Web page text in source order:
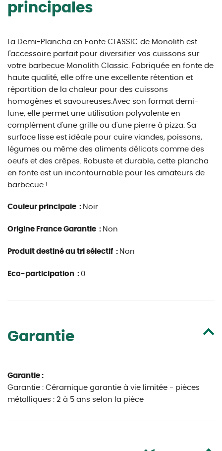
principales
La Demi-Plancha en Fonte CLASSIC de Monolith est
l'accessoire parfait pour diversifier vos cuissons sur
votre barbecue Monolith Classic. Fabriquée en fonte de
haute qualité, elle offre une excellente rétention et
répartition de la chaleur pour des cuissons
homogènes et savoureuses.Avec son format demi-
lune, elle permet une utilisation polyvalente en
complément d'une grille ou d'une pierre à pizza. Sa
surface lisse est idéale pour cuire viandes, poissons,
légumes ou même des aliments délicats comme des
oeufs et des crêpes. Robuste et durable, cette plancha
en fonte est un incontournable pour les amateurs de
barbecue !
Couleur principale : Noir
Origine France Garantie : Non
Produit destiné au tri sélectif : Non
Eco-participation : 0
Garantie
Garantie :
Garantie : Céramique garantie à vie limitée - pièces
métalliques : 2 à 5 ans selon la pièce